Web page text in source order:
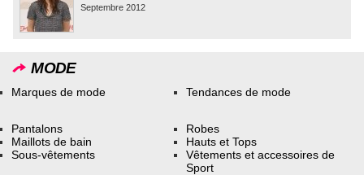
Septembre 2012
MODE
Marques de mode Tendances de mode
Pantalons
Maillots de bain
Sous-vêtements
Robes
Hauts et Tops
Vêtements et accessoires de
Sport